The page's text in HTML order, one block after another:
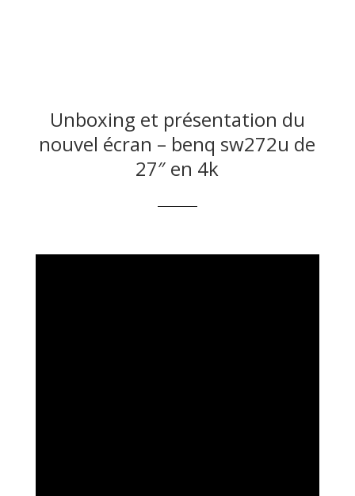
Unboxing et présentation du
nouvel écran – benq sw272u de
27″ en 4k